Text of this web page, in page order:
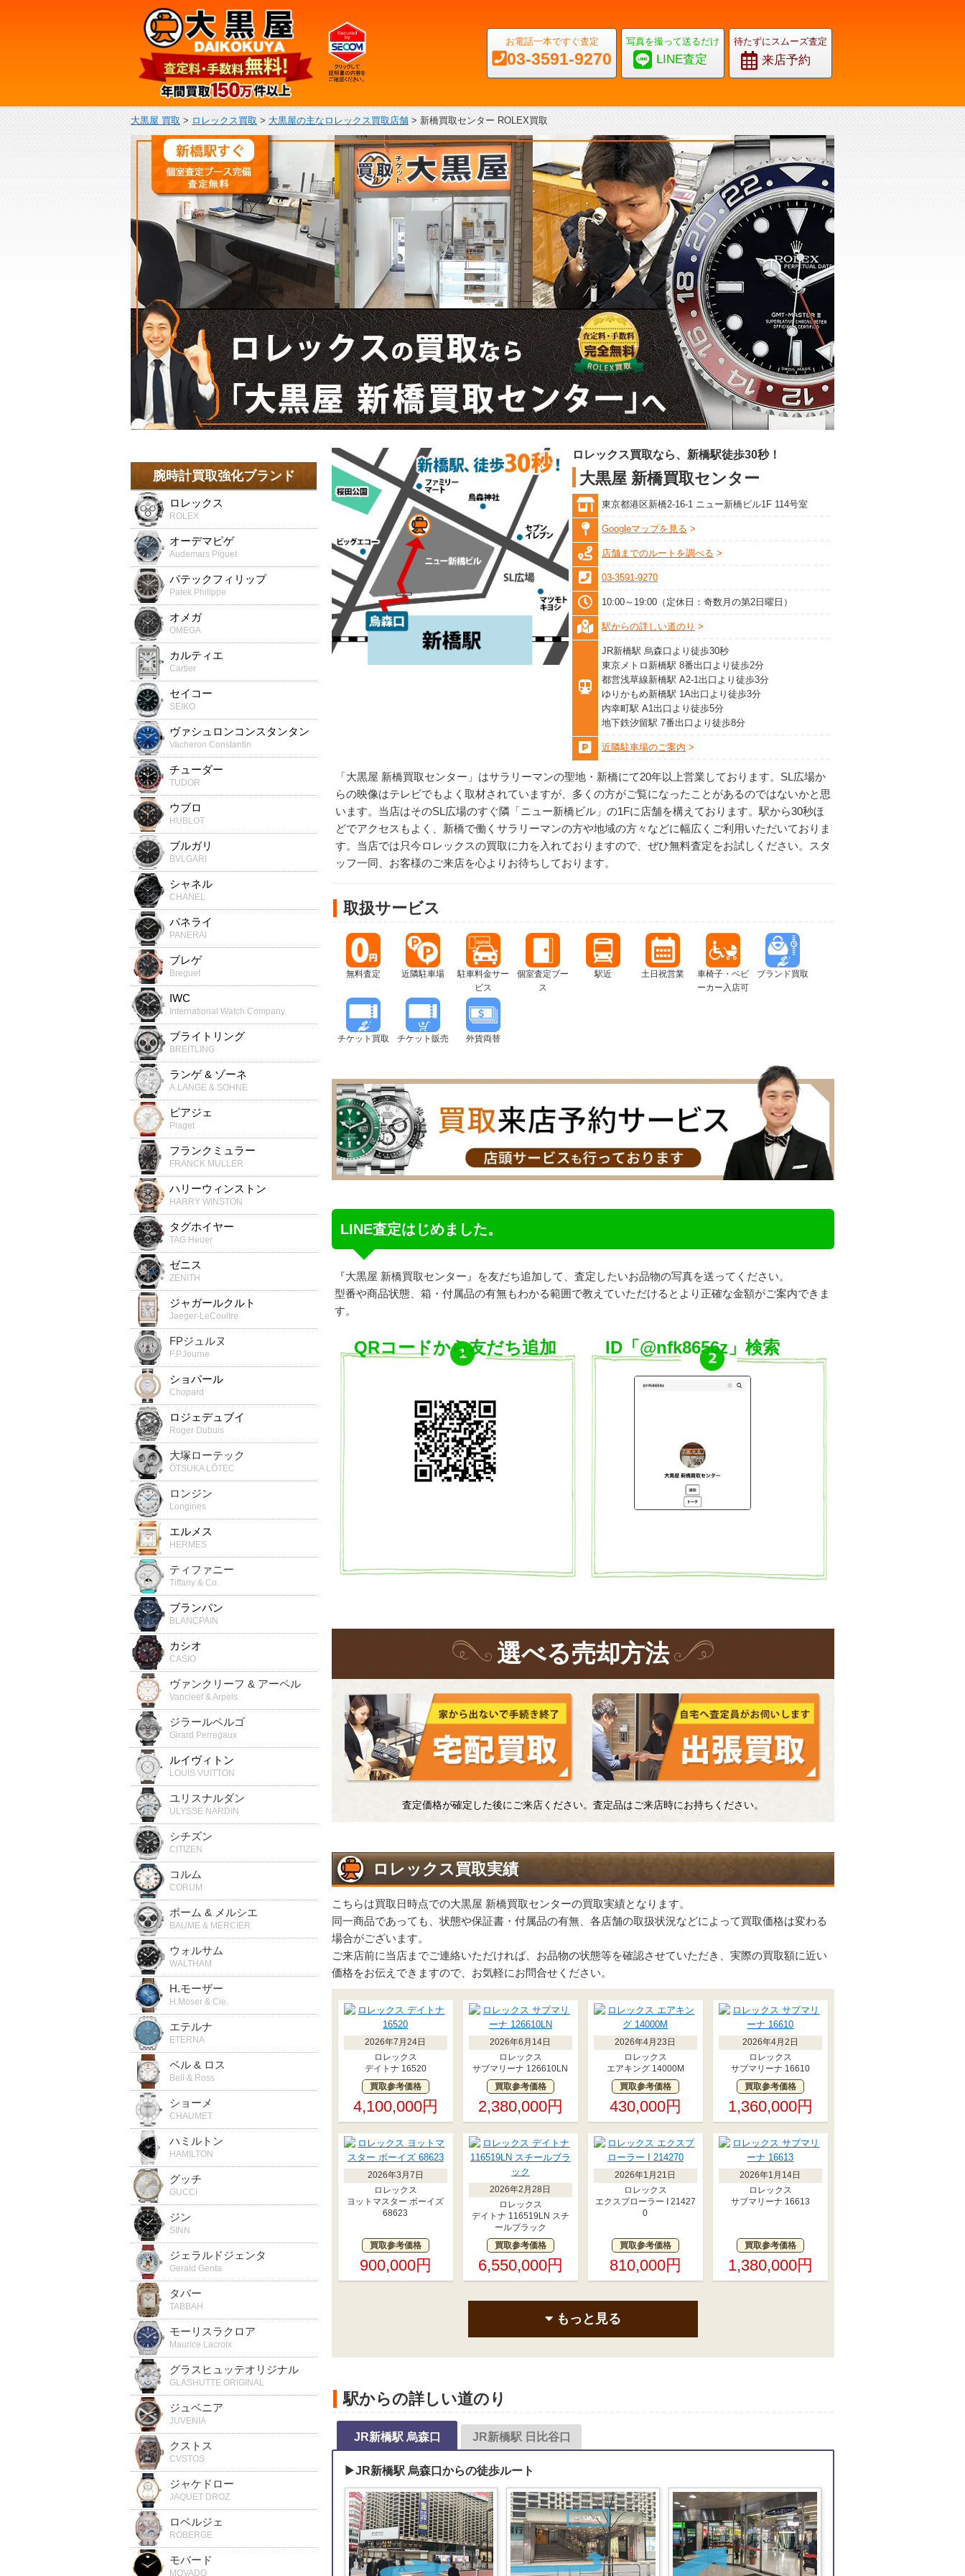
お電話一本ですぐ査定
03-3591-9270
写真を撮って送るだけ
LINE査定
待たずにスムーズ査定
来店予約
大黒屋 買取 >ロレックス買取 >大黒屋の主なロレックス買取店舗>新橋買取センター ROLEX買取
ロレックス買取なら、新橋駅徒歩30秒！
大黒屋 新橋買取センター
東京都港区新橋2-16-1 ニュー新橋ビル1F 114号室
Googleマップを見る
店舗までのルートを調べる
03-3591-9270
10:00～19:00（定休日：奇数月の第2日曜日）
駅からの詳しい道のり
JR新橋駅 烏森口より徒歩30秒
東京メトロ新橋駅 8番出口より徒歩2分
都営浅草線新橋駅 A2-1出口より徒歩3分
ゆりかもめ新橋駅 1A出口より徒歩3分
内幸町駅 A1出口より徒歩5分
地下鉄汐留駅 7番出口より徒歩8分
近隣駐車場のご案内
「大黒屋 新橋買取センター」はサラリーマンの聖地・新橋にて20年以上営業しております。SL広場か
らの映像はテレビでもよく取材されていますが、多くの方がご覧になったことがあるのではないかと思
います。当店はそのSL広場のすぐ隣「ニュー新橋ビル」の1Fに店舗を構えております。駅から30秒ほ
どでアクセスもよく、新橋で働くサラリーマンの方や地域の方々などに幅広くご利用いただいておりま
す。当店では只今ロレックスの買取に力を入れておりますので、ぜひ無料査定をお試しください。スタ
ッフ一同、お客様のご来店を心よりお待ちしております。
取扱サービス
無料査定 近隣駐車場
駐車料金サー
ビス
個室査定ブー
ス
駅近 土日祝営業
車椅子・ベビ
ーカー入店可
ブランド買取
チケット買取 チケット販売 外貨両替
LINE査定はじめました。
『大黒屋 新橋買取センター』を友だち追加して、査定したいお品物の写真を送ってください。
型番や商品状態、箱・付属品の有無もわかる範囲で教えていただけるとより正確な金額がご案内できま
す。
QRコードから友だち追加 ID「@nfk8656z」検索
選べる売却方法
査定価格が確定した後にご来店ください。査定品はご来店時にお持ちください。
ロレックス買取実績
こちらは買取日時点での大黒屋 新橋買取センターの買取実績となります。
同一商品であっても、状態や保証書・付属品の有無、各店舗の取扱状況などによって買取価格は変わる
場合がございます。
ご来店前に当店までご連絡いただければ、お品物の状態等を確認させていただき、実際の買取額に近い
価格をお伝えできますので、お気軽にお問合せください。
2026年7月24日
ロレックス
デイトナ 16520
買取参考価格
4,100,000円
2026年6月14日
ロレックス
サブマリーナ 126610LN
買取参考価格
2,380,000円
2026年4月23日
ロレックス
エアキング 14000M
買取参考価格
430,000円
2026年4月2日
ロレックス
サブマリーナ 16610
買取参考価格
1,360,000円
2026年3月7日
ロレックス
ヨットマスター ボーイズ
68623
買取参考価格
900,000円
2026年2月28日
ロレックス
デイトナ 116519LN スチ
ールブラック
買取参考価格
6,550,000円
2026年1月21日
ロレックス
エクスプローラー I 21427
0
買取参考価格
810,000円
2026年1月14日
ロレックス
サブマリーナ 16613
買取参考価格
1,380,000円
もっと見る
駅からの詳しい道のり
JR新橋駅 烏森口 JR新橋駅 日比谷口
▶JR新橋駅 烏森口からの徒歩ルート
腕時計買取強化ブランド
ロレックス
ROLEX
オーデマピゲ
Audemars Piguet
パテックフィリップ
Patek Philippe
オメガ
OMEGA
カルティエ
Cartier
セイコー
SEIKO
ヴァシュロンコンスタンタン
Vacheron Constantin
チューダー
TUDOR
ウブロ
HUBLOT
ブルガリ
BVLGARI
シャネル
CHANEL
パネライ
PANERAI
ブレゲ
Breguet
IWC
International Watch Company
ブライトリング
BREITLING
ランゲ & ゾーネ
A.LANGE & SOHNE
ピアジェ
Piaget
フランクミュラー
FRANCK MULLER
ハリーウィンストン
HARRY WINSTON
タグホイヤー
TAG Heuer
ゼニス
ZENITH
ジャガールクルト
Jaeger-LeCoultre
FPジュルヌ
F.P.Journe
ショパール
Chopard
ロジェデュブイ
Roger Dubuis
大塚ローテック
ŌTSUKA LŌTEC
ロンジン
Longines
エルメス
HERMES
ティファニー
Tiffany & Co.
ブランパン
BLANCPAIN
カシオ
CASIO
ヴァンクリーフ & アーペル
Vancleef & Arpels
ジラールペルゴ
Girard Perregaux
ルイヴィトン
LOUIS VUITTON
ユリスナルダン
ULYSSE NARDIN
シチズン
CITIZEN
コルム
CORUM
ボーム & メルシエ
BAUME & MERCIER
ウォルサム
WALTHAM
H.モーザー
H.Moser & Cie.
エテルナ
ETERNA
ベル & ロス
Bell & Ross
ショーメ
CHAUMET
ハミルトン
HAMILTON
グッチ
GUCCI
ジン
SINN
ジェラルドジェンタ
Gerald Genta
タバー
TABBAH
モーリスラクロア
Maurice Lacroix
グラスヒュッテオリジナル
GLASHUTTE ORIGINAL
ジュベニア
JUVENIA
クストス
CVSTOS
ジャケドロー
JAQUET DROZ
ロベルジェ
ROBERGE
モバード
MOVADO